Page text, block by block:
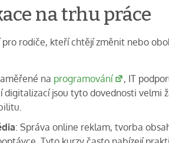
na trhu práce
rodiče, kteří chtějí změnit nebo
na programování
, IT
jsou tyto dovednosti velmi
: Správa online reklam, tvorba